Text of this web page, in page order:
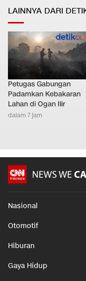
LAINNYA DARI
Petugas Gabungan
Padamkan Kebakaran
Lahan di Ogan Ilir
dalam 7 jam
Nasional
Otomotif
Hiburan
Gaya Hidup